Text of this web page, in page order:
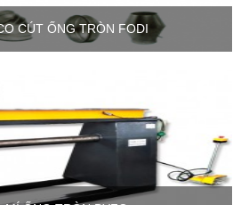
CÚT ỐNG TRÒN FODI